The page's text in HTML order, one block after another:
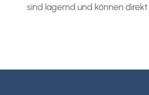
sind lagernd und können